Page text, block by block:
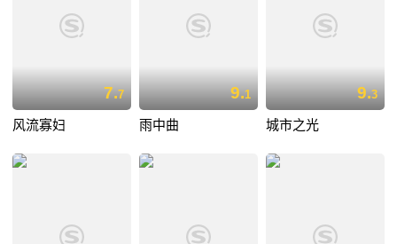
7.7
风流寡妇
9.1
雨中曲
9.3
城市之光